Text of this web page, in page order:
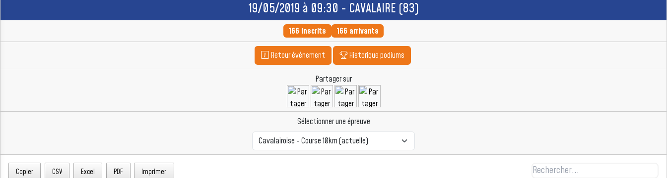
19/05/2019 à 09:30 - CAVALAIRE (83)
166 inscrits 166 arrivants
Retour événement Historique podiums
Partager sur
Sélectionner une épreuve
Copier CSV Excel PDF Imprimer